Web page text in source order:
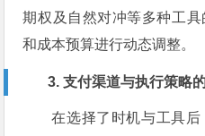
期权及自然对冲等多种工
和成本预算进行动态调整。
3. 支付渠道与执行策略
在选择了时机与工具